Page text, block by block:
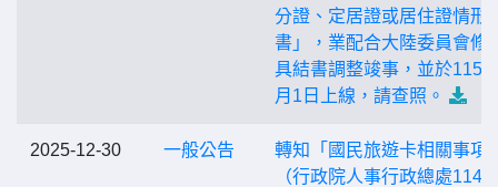
分證、定居證或居住證情形
書」，業配合大陸委員會修
具結書調整竣事，並於115
月1日上線，請查照。
2025-12-30 一般公告
轉知「國民旅遊卡相關事項
（行政院人事行政總處114